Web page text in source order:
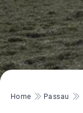
Pfadnavigation
Home Passau